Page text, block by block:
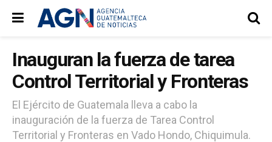
Inauguran la fuerza de tarea
Control Territorial y Fronteras
El Ejército de Guatemala lleva a cabo la
inauguración de la fuerza de Tarea Control
Territorial y Fronteras en Vado Hondo, Chiquimula.